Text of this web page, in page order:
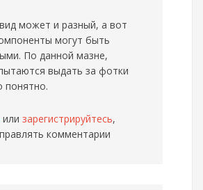
может и разный, а вот
могут быть
По данной мазне,
выдать за фотки
понятно.
или зарегистрируйтесь,
комментарии